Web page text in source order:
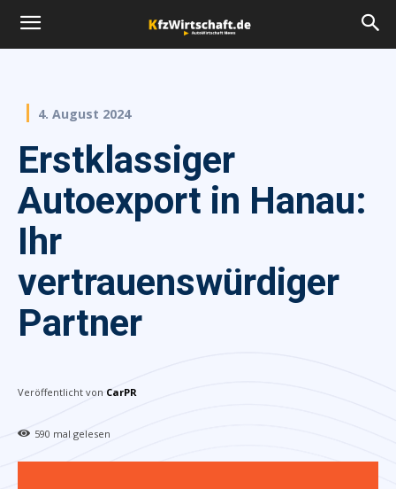
4. August 2024
Erstklassiger
Autoexport in Hanau:
Ihr
vertrauenswürdiger
Partner
Veröffentlicht von CarPR
590 mal gelesen